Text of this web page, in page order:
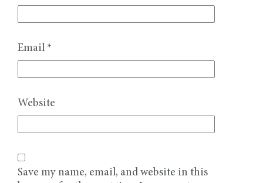
Email *
Website
Save my name, email, and website in this